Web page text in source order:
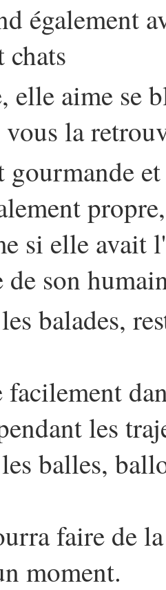
également
chats
elle aime se
vous la
gourmande
si elle avait
de son
balades,
les
balles,
faire de
moment.